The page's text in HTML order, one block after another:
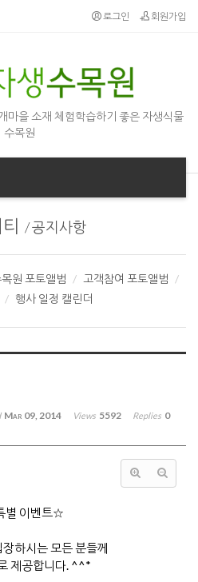
로그인 회원가입
마을 소재 체험학습하기 좋은 자생식물
수목원
/공지사항
원 포토앨범
고객참여 포토앨범
행사 일정 캘린더
Mar 09, 2014 Views 5592 Replies 0
별 이벤트☆
하시는 모든 분들께
제공합니다. ^^*